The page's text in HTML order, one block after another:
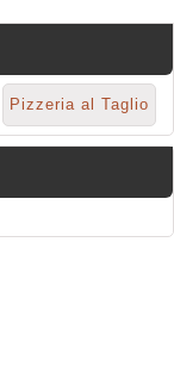
Pizzeria al Taglio